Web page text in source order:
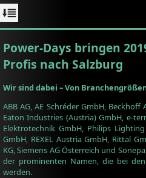
Power-Days bringen
Profis nach Salzburg
Wir sind dabei – Von
ABB AG, AE Schréder GmbH,
Eaton Industries (Austria) GmbH, e-
Elektrotechnik GmbH, Philips
GmbH, REXEL Austria GmbH, Rittal
KG, Siemens AG Österreich und
der prominenten Namen, die bei
werden.